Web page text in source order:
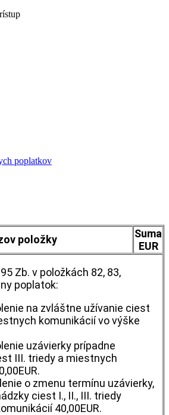
poplatkov
položky
Suma
EUR
Zb. v položkách 82, 83,
poplatok:
na zvláštne užívanie ciest
komunikácií vo výške
uzávierky prípadne
III. triedy a miestnych
o zmenu termínu uzávierky,
ciest I., II., III. triedy
40,00EUR.